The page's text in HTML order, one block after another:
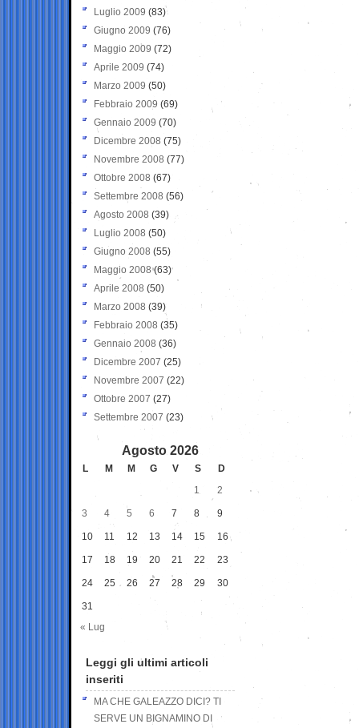
Luglio 2009 (83)
Giugno 2009 (76)
Maggio 2009 (72)
Aprile 2009 (74)
Marzo 2009 (50)
Febbraio 2009 (69)
Gennaio 2009 (70)
Dicembre 2008 (75)
Novembre 2008 (77)
Ottobre 2008 (67)
Settembre 2008 (56)
Agosto 2008 (39)
Luglio 2008 (50)
Giugno 2008 (55)
Maggio 2008(63)
Aprile 2008 (50)
Marzo 2008 (39)
Febbraio 2008 (35)
Gennaio 2008 (36)
Dicembre 2007 (25)
Novembre 2007 (22)
Ottobre 2007 (27)
Settembre 2007 (23)
Agosto 2026
L M M G V S
D
1
2
3 4 5 6 7 8 9
10 11 12 13 14 15 16
17 18 19 20 21 22 23
24 25 26 27 28 29 30
31
« Lug
Leggi gli ultimi articoli
inseriti
MA CHE GALEAZZO DICI? TI
SERVE UN BIGNAMINO DI